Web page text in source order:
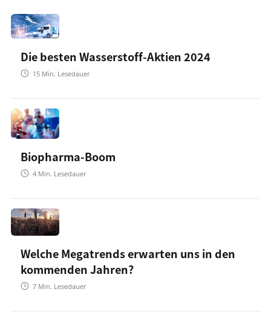
Die besten Wasserstoff-Aktien 2024
15 Min. Lesedauer
Biopharma-Boom
4 Min. Lesedauer
Welche Megatrends erwarten uns in den
kommenden Jahren?
7 Min. Lesedauer